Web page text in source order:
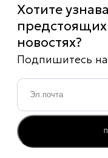
Хотите
новостях?
Подпишитесь
Email